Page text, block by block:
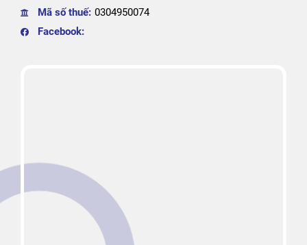
Mã số thuế: 0304950074
Facebook: